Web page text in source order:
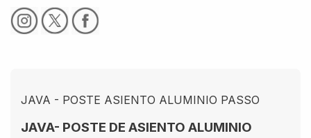
JAVA - POSTE ASIENTO ALUMINIO PASSO
JAVA- POSTE DE ASIENTO ALUMINIO